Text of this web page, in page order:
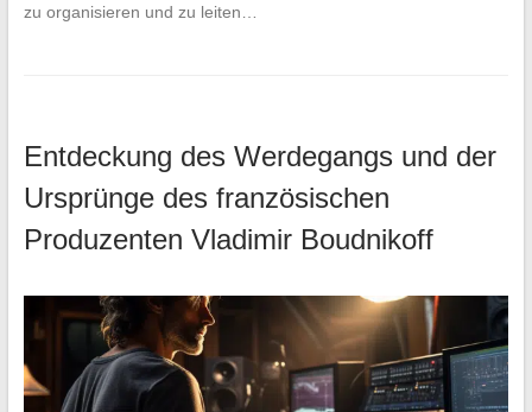
zu organisieren und zu leiten…
Entdeckung des Werdegangs und der
Ursprünge des französischen
Produzenten Vladimir Boudnikoff